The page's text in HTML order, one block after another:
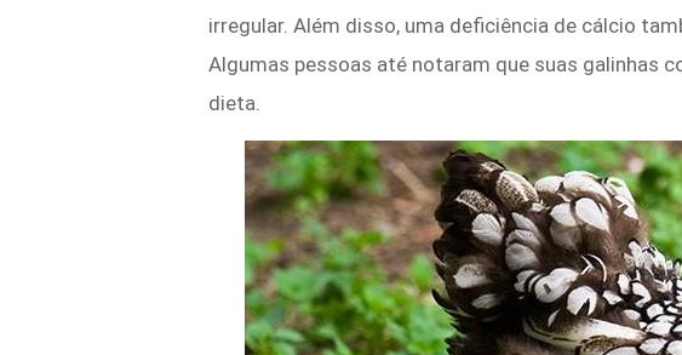
irregular. Além disso, uma deficiência de cálcio
Algumas pessoas até notaram que suas galinhas
dieta.